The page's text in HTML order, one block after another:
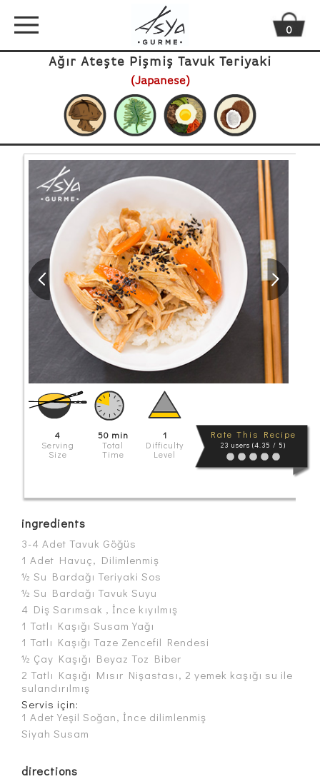
0
Ağır Ateşte Pişmiş Tavuk Teriyaki
(Japanese)
4
Serving
Size
50 min
Total
Time
1
Difficulty
Level
Rate This Recipe
23 users (4.35 / 5)
ingredients
3-4 Adet Tavuk Göğüs
1 Adet Havuç, Dilimlenmiş
½ Su Bardağı Teriyaki Sos
½ Su Bardağı Tavuk Suyu
4 Diş Sarımsak , İnce kıyılmış
1 Tatlı Kaşığı Susam Yağı
1 Tatlı Kaşığı Taze Zencefil Rendesi
½ Çay Kaşığı Beyaz Toz Biber
2 Tatlı Kaşığı Mısır Nişastası, 2 yemek kaşığı su ile
sulandırılmış
Servis için:
1 Adet Yeşil Soğan, İnce dilimlenmiş
Siyah Susam
directions